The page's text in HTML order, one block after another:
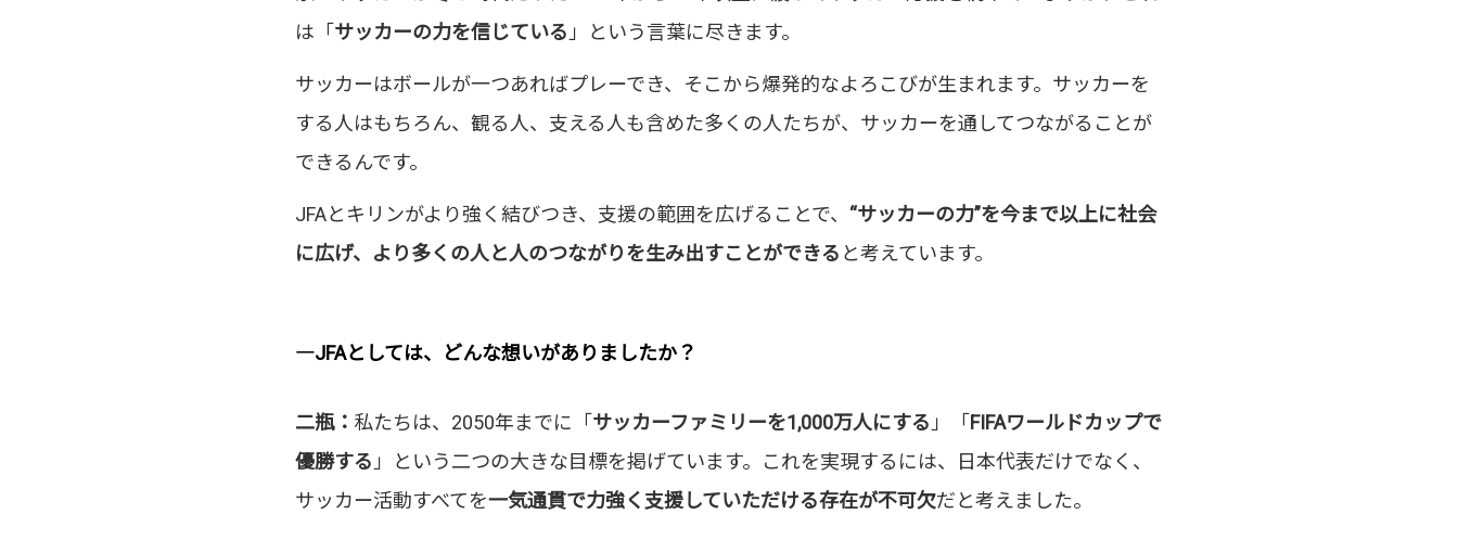
は「サッカーの力を信じている 」という言葉に尽きます。
サッカーはボールが一つあればプレーでき、そこから爆発的なよろこびが生まれます。サッカーを
する人はもちろん、観る人、支える人も含めた多くの人たちが、サッカーを通してつながることが
できるんです。
JFAとキリンがより強く結びつき、支援の範囲を広げることで、 “サッカーの力”を今まで以上に社会
に広げ、より多くの人と人のつながりを生み出すことができる と考えています。
―JFAとしては、どんな想いがありましたか？
二瓶： 私たちは、2050年までに「サッカーファミリーを1,000万人にする 」「FIFAワールドカップで
優勝する 」という二つの大きな目標を掲げています。これを実現するには、日本代表だけでなく、
サッカー活動すべてを一気通貫で力強く支援していただける存在が不可欠だと考えました。